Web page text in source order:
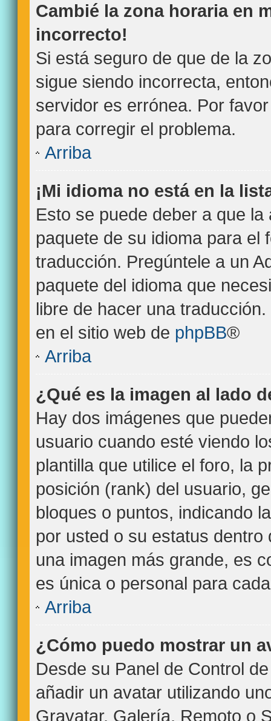
Cambié la zona horaria en
incorrecto!
Si está seguro de que de la
sigue siendo incorrecta,
servidor es errónea. Por
para corregir el problema.
Arriba
¡Mi idioma no está en la
Esto se puede deber a que
paquete de su idioma para el
traducción. Pregúntele a un
paquete del idioma que
libre de hacer una
en el sitio web de phpBB®
Arriba
¿Qué es la imagen al lado
Hay dos imágenes que
usuario cuando esté viendo
plantilla que utilice el foro, la
posición (rank) del usuario,
bloques o puntos, indicando
por usted o su estatus
una imagen más grande, es
es única o personal para
Arriba
¿Cómo puedo mostrar un
Desde su Panel de Control
añadir un avatar utilizando
Gravatar, Galería, Remoto o